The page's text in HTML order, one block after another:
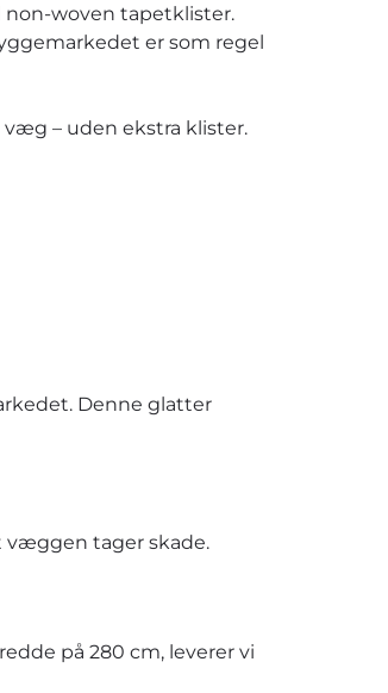
non-woven tapetklister.
er som regel
– uden ekstra klister.
Denne glatter
væggen tager skade.
på 280 cm, leverer vi